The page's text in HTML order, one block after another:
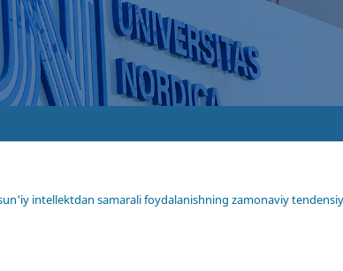
intellektdan samarali foydalanishning zamonaviy